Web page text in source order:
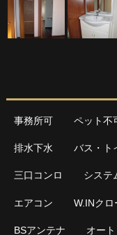
事務所可 ペット不
排水下水 バス・ト
三口コンロ システ
エアコン W.INクロ
BSアンテナ オー